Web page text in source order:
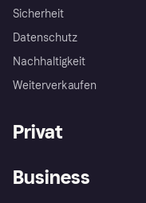
Sicherheit
Datenschutz
Nachhaltigkeit
Weiterverkaufen
Privat
Business